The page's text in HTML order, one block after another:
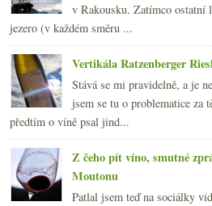
v Rakousku. Zatímco
jezero (v každém směru ...
Vertikála Ratzenberger
Stává se mi pravidelně, a je
jsem se tu o problematice za
předtím o víně psal jind...
Z čeho pít víno, smutné
Moutonu
Patlal jsem teď na sociálky